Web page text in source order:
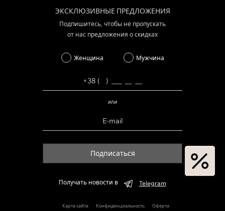
ЭКСКЛЮЗИВНЫЕ ПРЕДЛОЖЕНИЯ
Подпишитесь, чтобы не пропускать
от нас предложения о скидках
Женщина Мужчина
или
Подписаться
Получать новости в Telegram
Карта сайта Конфиденциальность Оферта